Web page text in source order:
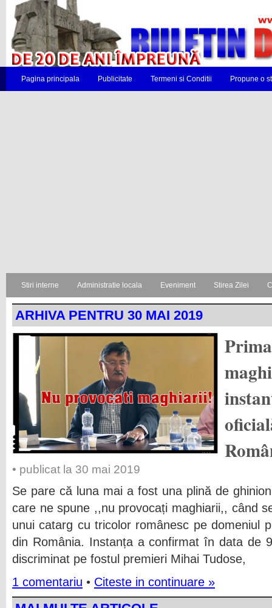
Pagina principala Publicitate Termeni si Conditii Propune o
Stiri interne Administratie locala Eveniment Stirea Zilei
ARHIVA PENTRU 30 MAI 2019
• publicat la 30 mai 2019
Se pare că luna mai a fost una plină de
care ne spune ,,nu provocați maghiarii,, când
unui catarg cu tricolor românesc pe domeniul
din România. Instanța a confirmat în data de
discriminat pe fostul premieri Mihai Tudose,
1 comentariu • Citeste in continuare »